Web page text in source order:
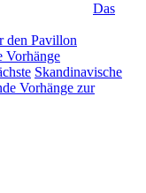
Das
den Pavillon
Vorhänge
Skandinavische
Vorhänge zur